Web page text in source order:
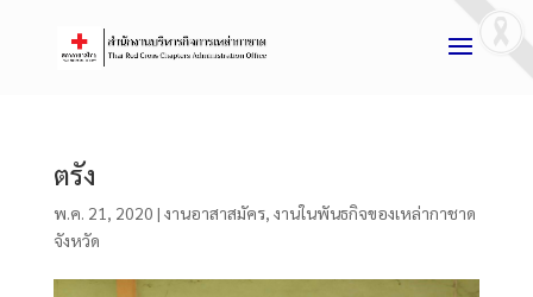
ตรัง
พ.ค. 21, 2020 | งานอาสาสมัคร, งานในพันธกิจของเหล่ากาชาด
จังหวัด